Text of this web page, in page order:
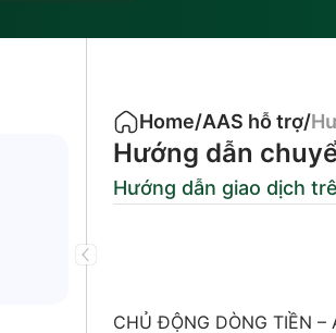
Home/AAS hỗ trợ/
Hướng dẫn
Hướng dẫn giao dịch
CHỦ ĐỘNG DÒNG TIỀN